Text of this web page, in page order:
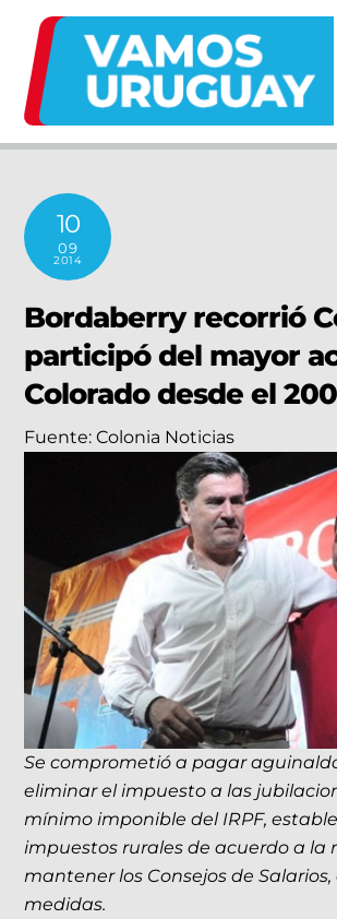
content
10
09
2014
Bordaberry recorrió
participó del mayor
Colorado desde el
Fuente: Colonia Noticias
Se comprometió a pagar
eliminar el impuesto a las
mínimo imponible del IRPF,
impuestos rurales de acuerdo a la
mantener los Consejos de
medidas.